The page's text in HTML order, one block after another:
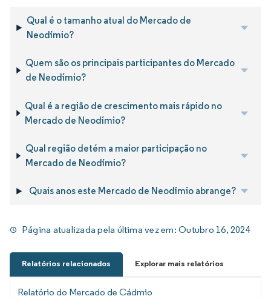
Qual é o tamanho atual do Mercado de
Neodímio?
Quem são os principais participantes do Mercado
de Neodímio?
Qual é a região de crescimento mais rápido no
Mercado de Neodímio?
Qual região detém a maior participação no
Mercado de Neodímio?
Quais anos este Mercado de Neodímio abrange?
Página atualizada pela última vez em:Outubro 16, 2024
Relatórios relacionados Explorar mais relatórios
Relatório do Mercado de Cádmio